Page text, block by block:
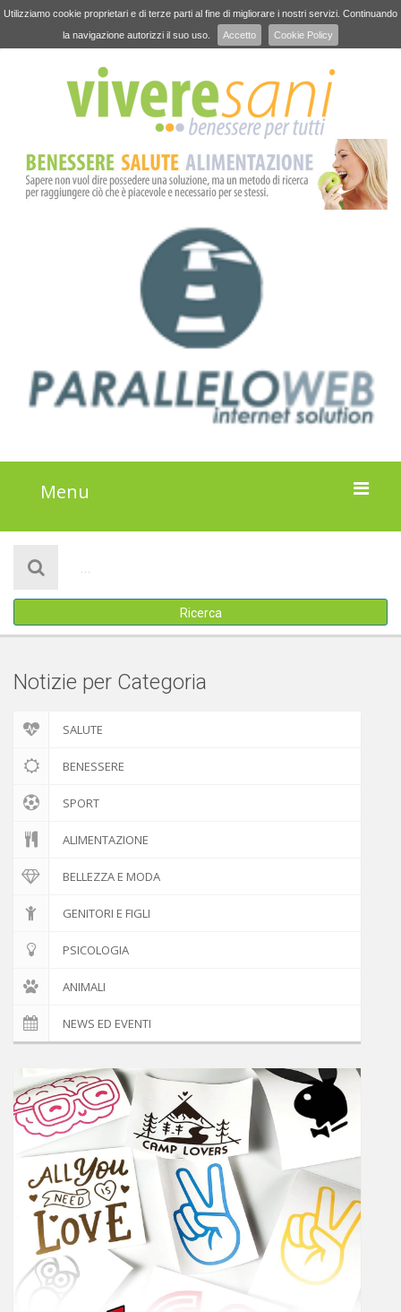
Utilizziamo cookie proprietari e di terze parti al fine di migliorare i nostri servizi. Continuando
la navigazione autorizzi il suo uso.
Accetto Cookie Policy
Menu
ATTIVITÀ
IL PROGETTO
Ricerca
Notizie per Categoria
SALUTE
BENESSERE
SPORT
ALIMENTAZIONE
BELLEZZA E MODA
GENITORI E FIGLI
PSICOLOGIA
ANIMALI
NEWS ED EVENTI